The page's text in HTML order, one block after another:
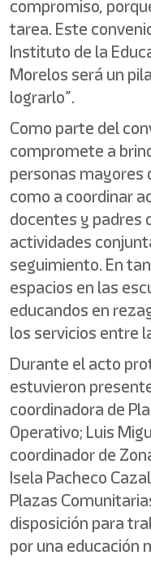
compromiso,
tarea. Este
Instituto de la
Morelos será un
lograrlo”.
Como parte del
compromete a
personas mayores
como a coordinar
docentes y padres
actividades
seguimiento. En
espacios en las
educandos en
los servicios entre
Durante el acto
estuvieron
coordinadora de
Operativo; Luis
coordinador de
Isela Pacheco
Plazas
disposición para
por una educación